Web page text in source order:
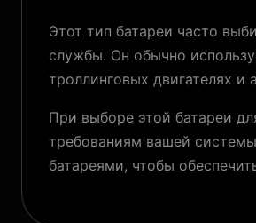
Этот тип батареи часто
службы. Он обычно
троллинговых двигателях и
При выборе этой батареи
требованиям вашей
батареями, чтобы